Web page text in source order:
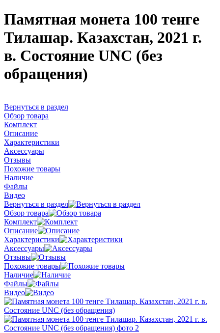
Памятная монета 100 тенге
Тилашар. Казахстан, 2021 г.
в. Состояние UNC (без
обращения)
Вернуться в раздел
Обзор товара
Комплект
Описание
Характеристики
Аксессуары
Отзывы
Похожие товары
Наличие
Файлы
Видео
Вернуться в раздел
Обзор товара
Комплект
Описание
Характеристики
Аксессуары
Отзывы
Похожие товары
Наличие
Файлы
Видео